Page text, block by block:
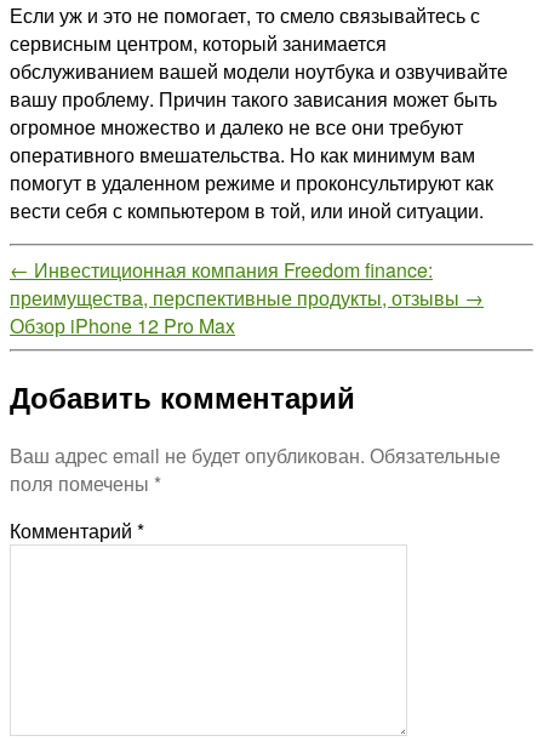
Если уж и это не помогает, то смело связывайтесь с
сервисным центром, который занимается
обслуживанием вашей модели ноутбука и озвучивайте
вашу проблему. Причин такого зависания может быть
огромное множество и далеко не все они требуют
оперативного вмешательства. Но как минимум вам
помогут в удаленном режиме и проконсультируют как
вести себя с компьютером в той, или иной ситуации.
← Инвестиционная компания Freedom finance:
преимущества, перспективные продукты, отзывы →
Обзор iPhone 12 Pro Max
Добавить комментарий
Ваш адрес email не будет опубликован. Обязательные
поля помечены *
Комментарий *